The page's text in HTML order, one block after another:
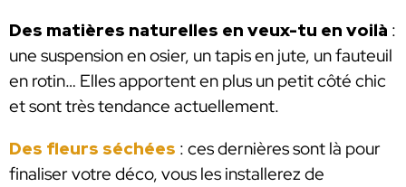
Des matières naturelles en veux-tu en voilà :
une suspension en osier, un tapis en jute, un fauteuil
en rotin… Elles apportent en plus un petit côté chic
et sont très tendance actuellement.
Des fleurs séchées : ces dernières sont là pour
finaliser votre déco, vous les installerez de